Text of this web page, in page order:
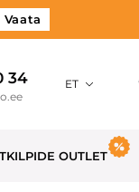
Vaata
34 ET
OUTLET